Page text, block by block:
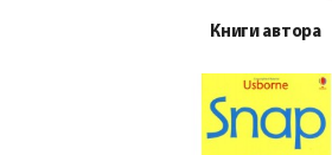
Книги автора